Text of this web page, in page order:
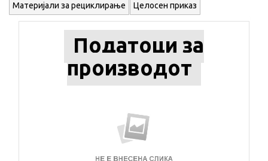
Материјали за рециклирање Целосен приказ
Податоци за
производот